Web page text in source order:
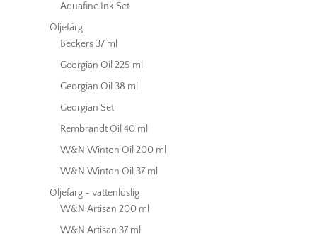
Aquafine Ink Set
Oljefärg
Beckers 37 ml
Georgian Oil 225 ml
Georgian Oil 38 ml
Georgian Set
Rembrandt Oil 40 ml
W&N Winton Oil 200 ml
W&N Winton Oil 37 ml
Oljefärg - vattenlöslig
W&N Artisan 200 ml
W&N Artisan 37 ml